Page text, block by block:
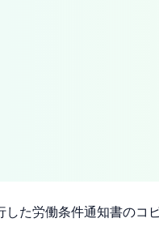
た労働条件通知書のコ